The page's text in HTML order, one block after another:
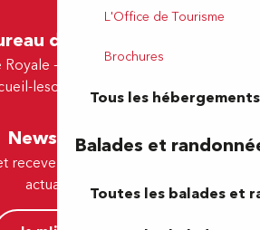
L'Office de Tourisme
Brochures
Tous les hébergements
Balades et
Toutes les balades et
de Lescar
Royale - 64230 Lescar
lescar@tourismepau.fr
Newsletter
recevez par e-mail nos offres et
actualités.